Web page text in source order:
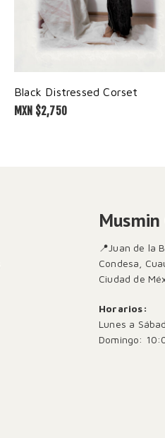
Black Distressed Corset
MXN $2,750
📍Juan de la
Condesa,
Ciudad de
Horarios:
Lunes a
Domingo: